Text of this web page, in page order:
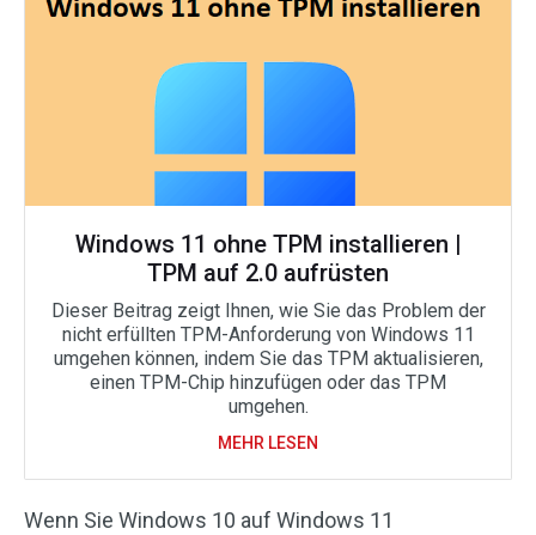
Windows 11 ohne TPM installieren |
TPM auf 2.0 aufrüsten
Dieser Beitrag zeigt Ihnen, wie Sie das Problem der
nicht erfüllten TPM-Anforderung von Windows 11
umgehen können, indem Sie das TPM aktualisieren,
einen TPM-Chip hinzufügen oder das TPM
umgehen.
MEHR LESEN
Wenn Sie Windows 10 auf Windows 11